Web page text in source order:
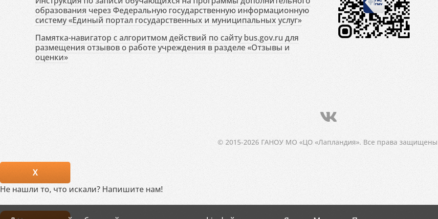
образования через Федеральную государственную информационную
систему «Единый портал государственных и муниципальных услуг»
Памятка-навигатор с алгоритмом действий по сайту bus.gov.ru для
размещения отзывов о работе учреждения в разделе «Отзывы и
оценки»
© 2015-2026 ГАНОУ МО «ЦО «Лапландия». Все права
X
Не нашли то, что искали? Напишите нам!